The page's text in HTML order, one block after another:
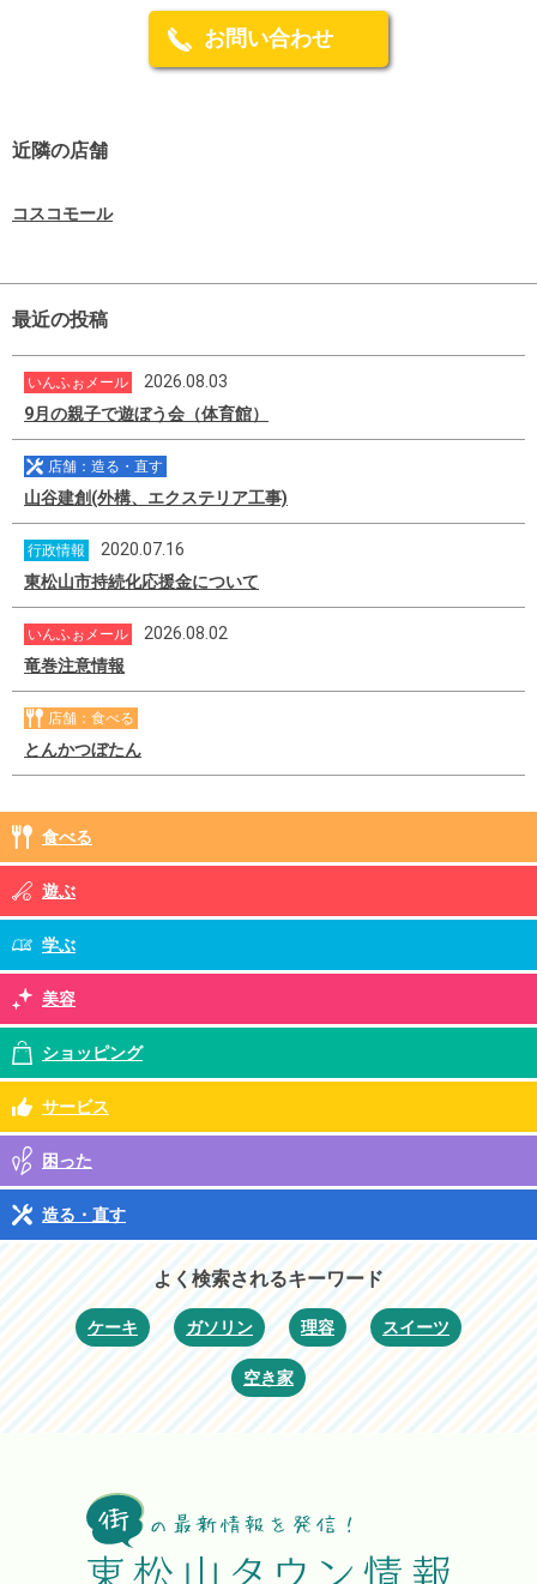
お問い合わせ
近隣の店舗
コスコモール
最近の投稿
いんふぉメール
2026.08.03
9月の親子で遊ぼう会（体育館）
店舗：造る・直す
山谷建創(外構、エクステリア工事)
行政情報
2020.07.16
東松山市持続化応援金について
いんふぉメール
2026.08.02
竜巻注意情報
店舗：食べる
とんかつぼたん
食べる
遊ぶ
学ぶ
美容
ショッピング
サービス
困った
造る・直す
よく検索されるキーワード
ケーキ ガソリン 理容 スイーツ
空き家